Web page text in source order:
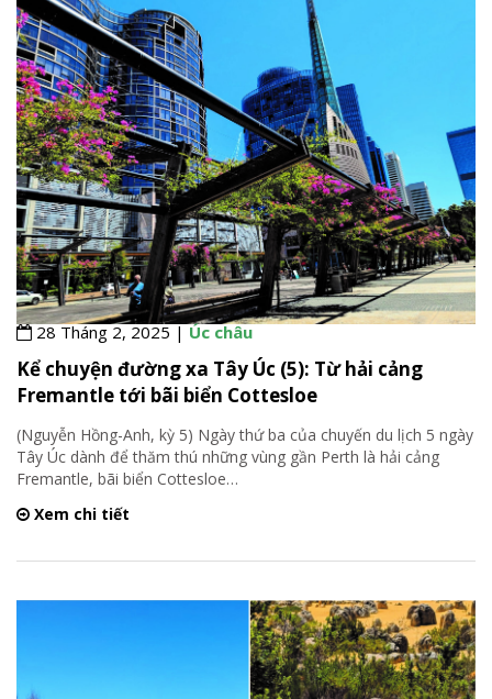
28 Tháng 2, 2025 |Úc châu
Kể chuyện đường xa Tây Úc (5): Từ hải cảng
Fremantle tới bãi biển Cottesloe
(Nguyễn Hồng-Anh, kỳ 5) Ngày thứ ba của chuyến du lịch 5 ngày
Tây Úc dành để thăm thú những vùng gần Perth là hải cảng
Fremantle, bãi biển Cottesloe…
Xem chi tiết